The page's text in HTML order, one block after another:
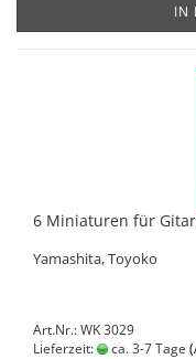
IN
6 Miniaturen für
Yamashita, Toyoko
Art.Nr.: WK 3029
Lieferzeit:
ca. 3-7 Tage